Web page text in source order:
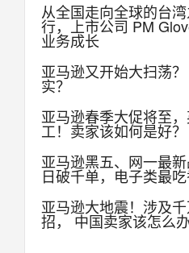
从全国走向全球的台
行，上市公司 PM
业务成长
亚马逊又开始大扫荡
实？
亚马逊春季大促将至
工！卖家该如何是好？
亚马逊黑五、网一最
日破千单，电子类最
亚马逊大地震！涉及
招， 中国卖家该怎么